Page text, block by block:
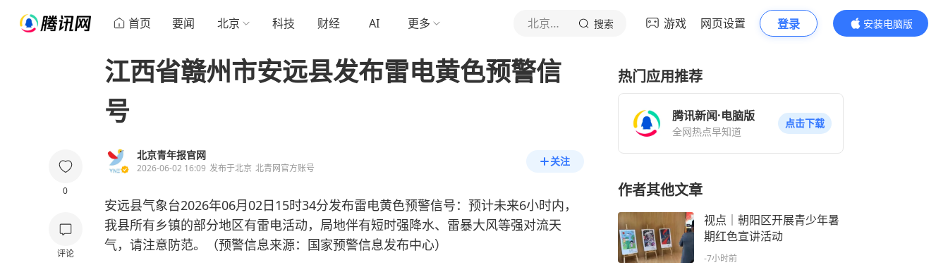
首页 要闻 北京 科技 财经 AI 更多 北京青年报官网 搜索 游戏 网页设置 登录
安装电脑版
内容更精彩
0
评论
江西省赣州市安远县发布雷电黄色预警信
号
北京青年报官网
2026-06-02 16:09 发布于北京 北青网官方账号
关注
安远县气象台2026年06月02日15时34分发布雷电黄色预警信号：预计未来6小时内，
我县所有乡镇的部分地区有雷电活动，局地伴有短时强降水、雷暴大风等强对流天
气，请注意防范。（预警信息来源：国家预警信息发布中心）
热门应用推荐
腾讯新闻·电脑版
全网热点早知道
点击下载
作者其他文章
视点｜朝阳区开展青少年暑
期红色宣讲活动
-7小时前